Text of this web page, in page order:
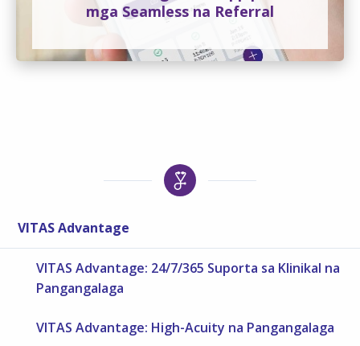
mga Seamless na Referral
VITAS Advantage
VITAS Advantage: 24/7/365 Suporta sa Klinikal na
Pangangalaga
VITAS Advantage: High-Acuity na Pangangalaga